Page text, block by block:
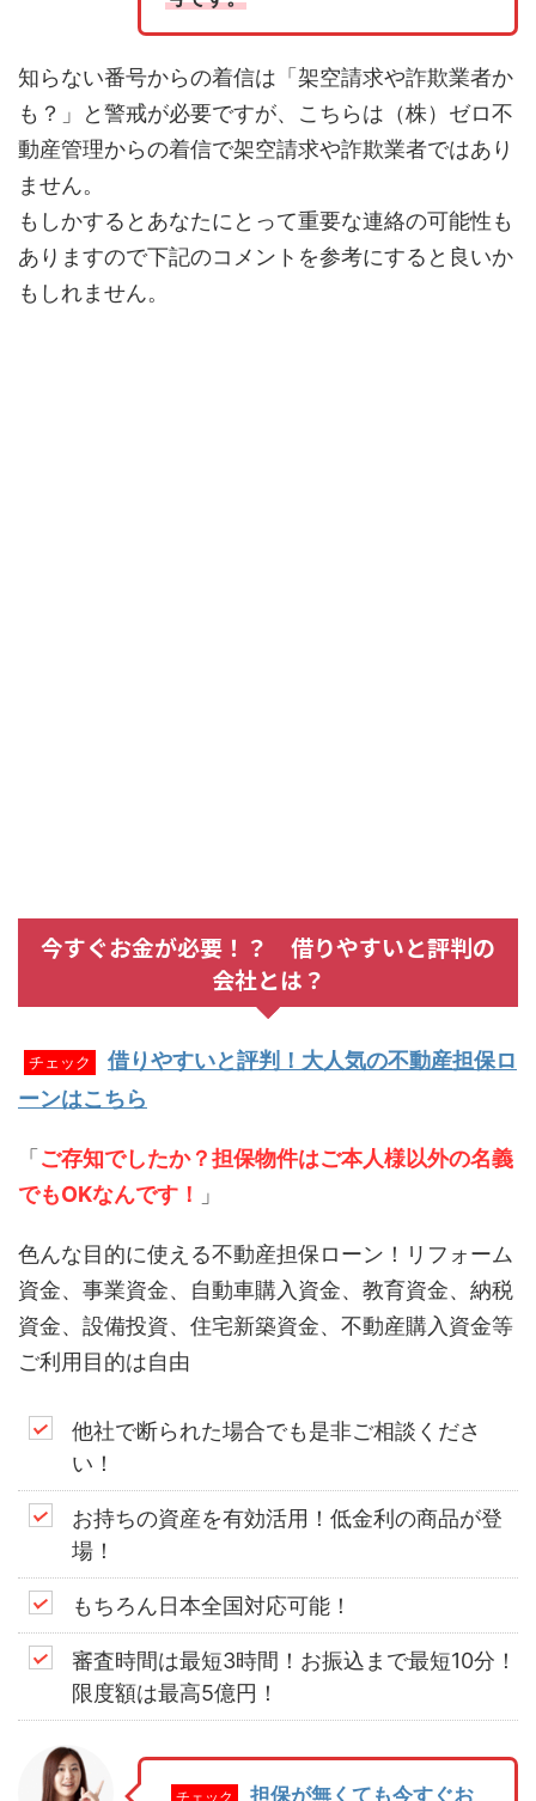
知らない番号からの着信は「架空請求や詐欺業者か
も？」と警戒が必要ですが、こちらは（株）ゼロ不
動産管理からの着信で架空請求や詐欺業者ではあり
ません。
もしかするとあなたにとって重要な連絡の可能性も
ありますので下記のコメントを参考にすると良いか
もしれません。
今すぐお金が必要！？ 借りやすいと評判の
会社とは？
チェック
借りやすいと評判！大人気の不動産担保ロ
ーンはこちら
「 ご存知でしたか？担保物件はご本人様以外の名義
でもOKなんです！
」
色んな目的に使える不動産担保ローン！リフォーム
資金、事業資金、自動車購入資金、教育資金、納税
資金、設備投資、住宅新築資金、不動産購入資金等
ご利用目的は自由
他社で断られた場合でも是非ご相談くださ
い！
お持ちの資産を有効活用！低金利の商品が登
場！
もちろん日本全国対応可能！
審査時間は最短3時間！お振込まで最短10分！
限度額は最高5億円！
チェック 担保が無くても今すぐお